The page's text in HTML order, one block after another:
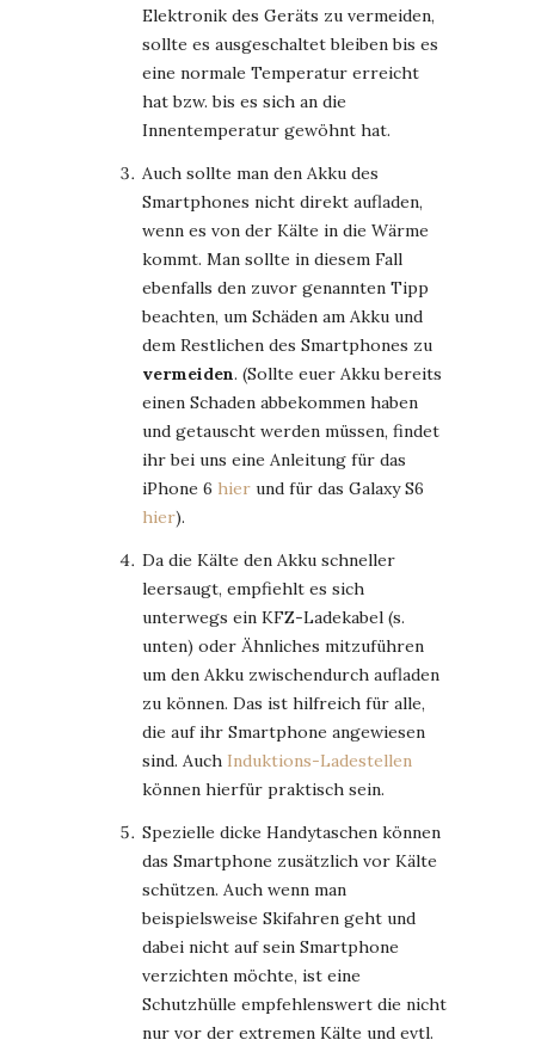
Elektronik des Geräts zu vermeiden,
sollte es ausgeschaltet bleiben bis es
eine normale Temperatur erreicht
hat bzw. bis es sich an die
Innentemperatur gewöhnt hat.
Auch sollte man den Akku des
Smartphones nicht direkt aufladen,
wenn es von der Kälte in die Wärme
kommt. Man sollte in diesem Fall
ebenfalls den zuvor genannten Tipp
beachten, um Schäden am Akku und
dem Restlichen des Smartphones zu
vermeiden. (Sollte euer Akku bereits
einen Schaden abbekommen haben
und getauscht werden müssen, findet
ihr bei uns eine Anleitung für das
iPhone 6 hier und für das Galaxy S6
hier).
Da die Kälte den Akku schneller
leersaugt, empfiehlt es sich
unterwegs ein KFZ-Ladekabel (s.
unten) oder Ähnliches mitzuführen
um den Akku zwischendurch aufladen
zu können. Das ist hilfreich für alle,
die auf ihr Smartphone angewiesen
sind. Auch Induktions-Ladestellen
können hierfür praktisch sein.
Spezielle dicke Handytaschen können
das Smartphone zusätzlich vor Kälte
schützen. Auch wenn man
beispielsweise Skifahren geht und
dabei nicht auf sein Smartphone
verzichten möchte, ist eine
Schutzhülle empfehlenswert die nicht
nur vor der extremen Kälte und evtl.